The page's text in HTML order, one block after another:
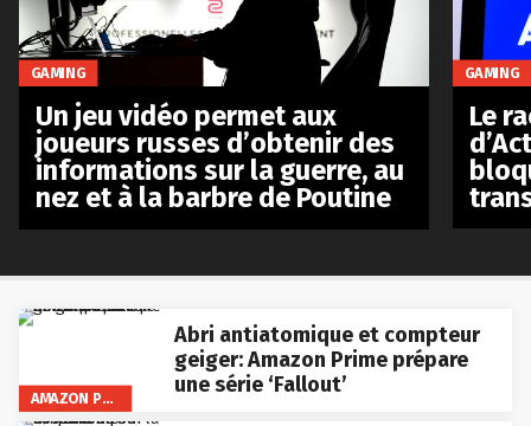
AMAZON PRIME VIDEO
Abri antiatomique et compteur
geiger: Amazon Prime prépare
une série ‘Fallout’
GAMING
Un jeu vidéo permet aux
joueurs russes d’obtenir des
informations sur la guerre, au
nez et à la barbre de Poutine
GAMING
Le